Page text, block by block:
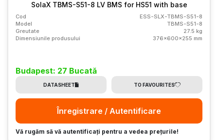
SolaX TBMS-S51-8 LV BMS for HS51 with base
Cod
ESS-SLX-TBMS-S51-8
Model
TBMS-S51-8
Greutate
27.5 kg
Dimensiunile produsului
376x600x255 mm
Budapest: 27 Bucată
DATASHEET TO FAVOURITES
Înregistrare / Autentificare
Vă rugăm să vă autentificați pentru a vedea prețurile!